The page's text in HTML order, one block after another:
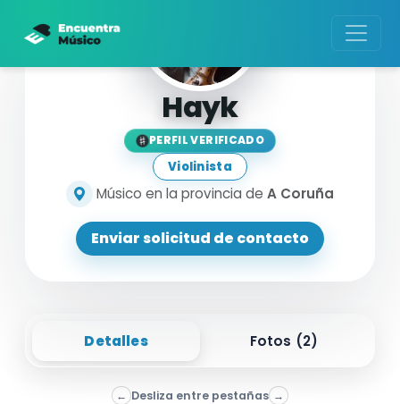
Hayk
PERFIL VERIFICADO
Violinista
Músico en la provincia de A Coruña
Enviar solicitud de contacto
Detalles Fotos (2)
← Desliza entre pestañas →